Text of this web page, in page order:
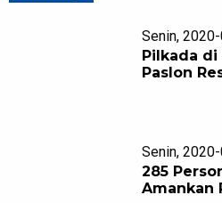
Senin,
Pilkada
Paslon
Senin,
285
Amankan